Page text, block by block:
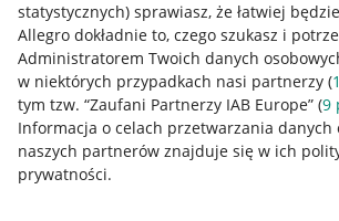
statystycznych) sprawiasz, że łatwiej
Allegro dokładnie to, czego szukasz i
Administratorem Twoich danych
w niektórych przypadkach nasi partnerzy (
tym tzw. “Zaufani Partnerzy IAB Europe” (9
Informacja o celach przetwarzania danych
naszych partnerów znajduje się w ich
prywatności.
Przydatne informacje
Jak to działa